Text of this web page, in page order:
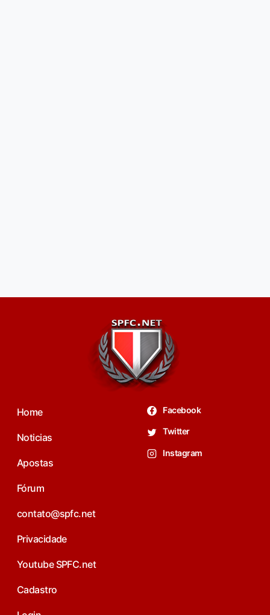
Home
Noticias
Apostas
Fórum
contato@spfc.net
Privacidade
Youtube SPFC.net
Cadastro
Facebook
Twitter
Instagram